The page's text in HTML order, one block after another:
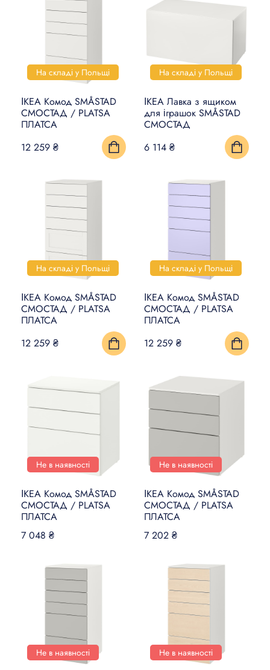
ДІТИ І НЕМОВЛЯТА
САНТЕХНІКА
ПРАННЯ ТА ПРИБИРАННЯ
DIY В ДОМАШНІХ УМОВАХ
РОЗУМНИЙ БУДИНОК
КИЛИМИ, ЦИНОВКИ ТА
ПІДЛОГИ
ПОБУТОВА ЕЛЕКТРОНІКА
ТОВАРИ ДЛЯ ТВАРИН
На складі у Польщі
ІКЕА Комод SMÅSTAD
СМОСТАД / PLATSA
ПЛАТСА
12 259 ₴
На складі у Польщі
ІКЕА Лавка з ящиком
для іграшок SMÅSTAD
СМОСТАД
6 114 ₴
На складі у Польщі
ІКЕА Комод SMÅSTAD
СМОСТАД / PLATSA
ПЛАТСА
12 259 ₴
На складі у Польщі
ІКЕА Комод SMÅSTAD
СМОСТАД / PLATSA
ПЛАТСА
12 259 ₴
Не в наявності
ІКЕА Комод SMÅSTAD
СМОСТАД / PLATSA
ПЛАТСА
7 048 ₴
Не в наявності
ІКЕА Комод SMÅSTAD
СМОСТАД / PLATSA
ПЛАТСА
7 202 ₴
Не в наявності Не в наявності